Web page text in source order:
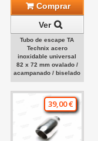
Comprar
Ver
Tubo de escape TA
Technix acero
inoxidable universal
82 x 72 mm ovalado /
acampanado / biselado
39,00 €